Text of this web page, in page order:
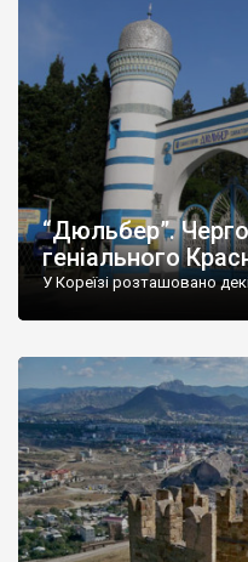
“Дюльбер”.
геніального
У Кореїзі розташовано